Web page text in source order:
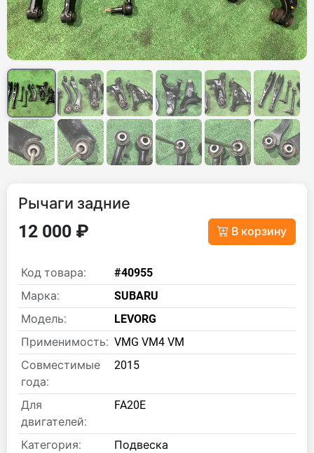
Рычаги задние
12 000 ₽ В корзину
Код товара:
#40955
Марка:
SUBARU
Модель:
LEVORG
Применимость: VMG VM4 VM
Совместимые
года:
2015
Для
двигателей:
FA20E
Категория:
Подвеска